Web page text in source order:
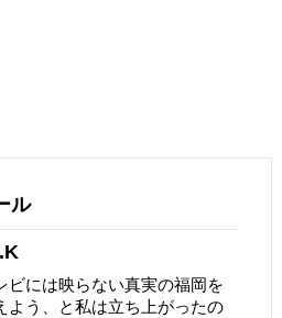
ル
ビには映らない真実の福岡を
よう、と私は立ち上がったの